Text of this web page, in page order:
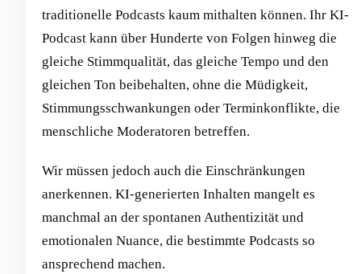
traditionelle Podcasts kaum mithalten können. Ihr KI-
Podcast kann über Hunderte von Folgen hinweg die
gleiche Stimmqualität, das gleiche Tempo und den
gleichen Ton beibehalten, ohne die Müdigkeit,
Stimmungsschwankungen oder Terminkonflikte, die
menschliche Moderatoren betreffen.
Wir müssen jedoch auch die Einschränkungen
anerkennen. KI-generierten Inhalten mangelt es
manchmal an der spontanen Authentizität und
emotionalen Nuance, die bestimmte Podcasts so
ansprechend machen.